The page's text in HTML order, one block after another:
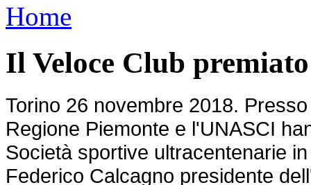
Home
Il Veloce Club
Torino 26 novembre 2018.
Regione Piemonte e l'UNASCI
Società sportive ultracentenarie
Federico Calcagno presidente